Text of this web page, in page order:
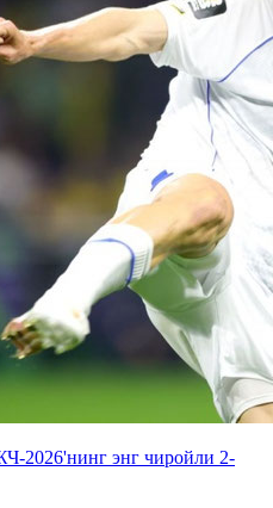
2026'нинг энг чиройли 2-